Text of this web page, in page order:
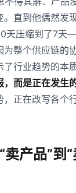
。直到他偶然发
天压缩到了7天
为整个供应链的
行业趋势的本质
，而是正在发生
，正在改写各个
产品”到